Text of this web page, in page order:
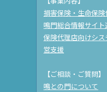
損害保険・生命保
鳴門総合情報サイト
保険代理店向けシ
営支援
【ご相談・ご質問】
鳴との門について